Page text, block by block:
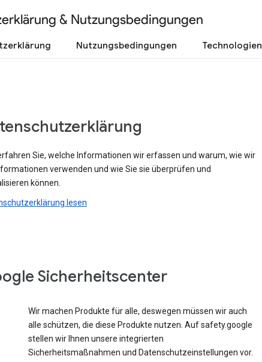
& Nutzungsbedingungen
Nutzungsbedingungen Technologien
Sie, welche Informationen wir erfassen und warum, wie wir
verwenden und wie Sie sie überprüfen und
können.
lesen
Sicherheitscenter
Wir machen Produkte für alle, deswegen müssen wir auch
alle schützen, die diese Produkte nutzen. Auf safety.google
stellen wir Ihnen unsere integrierten
Sicherheitsmaßnahmen und Datenschutzeinstellungen vor.